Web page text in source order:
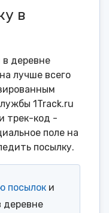
в
деревне
лучше всего
1Track.ru
трек-код -
поле на
посылку.
посылок и
деревне